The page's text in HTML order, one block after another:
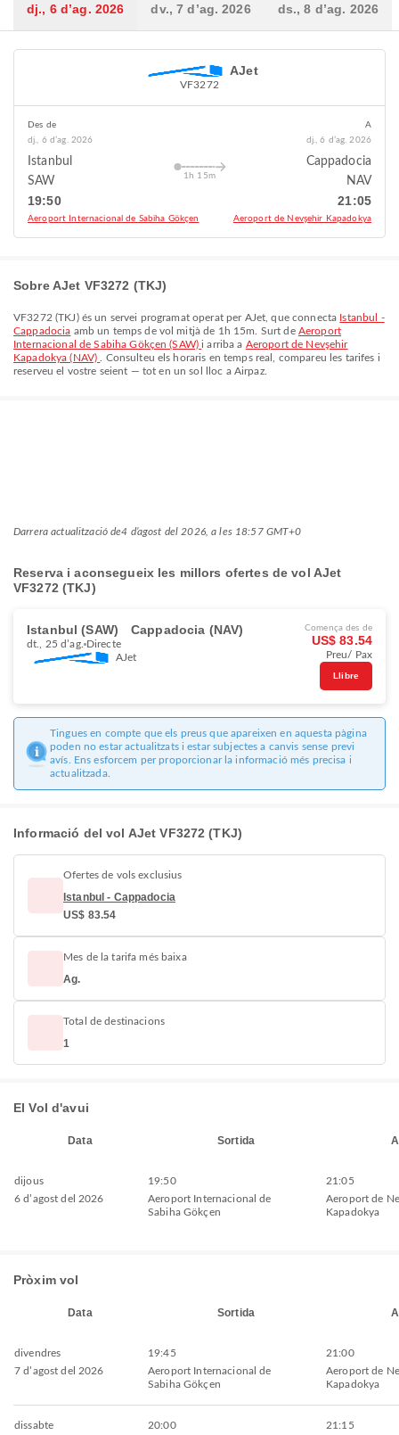
dj., 6 d’ag. 2026 dv., 7 d’ag. 2026 ds., 8 d’ag. 2026
AJet
VF3272
Des de
dj., 6 d’ag. 2026
Istanbul
SAW
19:50
Aeroport Internacional de Sabiha Gökçen
1h 15m
A
dj., 6 d’ag. 2026
Cappadocia
NAV
21:05
Aeroport de Nevşehir Kapadokya
Sobre AJet VF3272 (TKJ)
VF3272 (TKJ) és un servei programat operat per AJet , que connecta Istanbul -
Cappadocia amb un temps de vol mitjà de 1h 15m . Surt de Aeroport
Internacional de Sabiha Gökçen (SAW)i arriba a Aeroport de Nevşehir
Kapadokya (NAV)
. Consulteu els horaris en temps real, compareu les tarifes i
reserveu el vostre seient — tot en un sol lloc a Airpaz.
Darrera actualització de4 d’agost del 2026, a les 18:57 GMT+0
Reserva i aconsegueix les millors ofertes de vol AJet
VF3272 (TKJ)
Istanbul (SAW) Cappadocia (NAV)
dt., 25 d’ag. Directe
AJet
Comença des de
US$ 83.54
Preu/ Pax
Llibre
Tingues en compte que els preus que apareixen en aquesta pàgina
poden no estar actualitzats i estar subjectes a canvis sense previ
avís. Ens esforcem per proporcionar la informació més precisa i
actualitzada.
Informació del vol AJet VF3272 (TKJ)
Ofertes de vols exclusius
Istanbul - Cappadocia
US$ 83.54
Mes de la tarifa més baixa
Ag.
Total de destinacions
1
El Vol d'avui
Data Sortida
dijous
6 d’agost del 2026
19:50
Aeroport Internacional de
Sabiha Gökçen
21:05
Aeroport de
Kapadokya
Pròxim vol
Data Sortida
divendres
7 d’agost del 2026
19:45
Aeroport Internacional de
Sabiha Gökçen
21:00
Aeroport de
Kapadokya
dissabte
20:00
21:15